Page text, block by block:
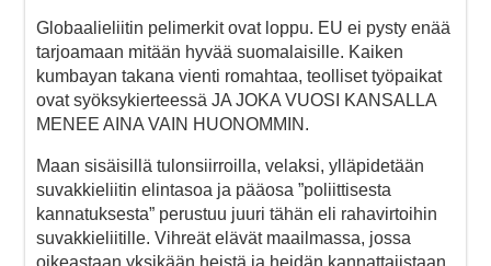
Globaalieliitin pelimerkit ovat loppu. EU ei pysty enää
tarjoamaan mitään hyvää suomalaisille. Kaiken
kumbayan takana vienti romahtaa, teolliset työpaikat
ovat syöksykierteessä JA JOKA VUOSI KANSALLA
MENEE AINA VAIN HUONOMMIN.
Maan sisäisillä tulonsiirroilla, velaksi, ylläpidetään
suvakkieliitin elintasoa ja pääosa ”poliittisesta
kannatuksesta” perustuu juuri tähän eli rahavirtoihin
suvakkieliitille. Vihreät elävät maailmassa, jossa
oikeastaan yksikään heistä ja heidän kannattajistaan